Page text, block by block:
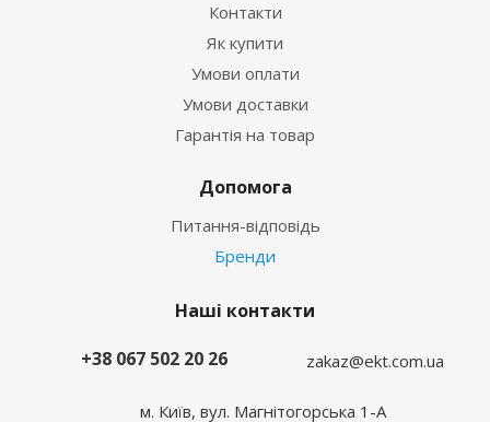
Контакти
Як купити
Умови оплати
Умови доставки
Гарантія на товар
Допомога
Питання-відповідь
Бренди
Наші контакти
+38 067 502 20 26
zakaz@ekt.com.ua
м. Київ, вул. Магнітогорська 1-А